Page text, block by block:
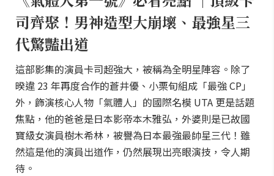
司齊聚！男神造型大崩壞、最強星三
代驚豔出道
這部影集的演員卡司超強大，被稱為全明星陣容。除了
暌違 23 年再度合作的蒼井優、小栗旬組成「最強 CP」
外，飾演核心人物「氣體人」的國際名模 UTA 更是話題
焦點，他的爸爸是日本影帝本木雅弘，外婆則是已故國
寶級女演員樹木希林，被譽為日本最強最帥星三代！雖
然這是他的演員出道作，仍然展現出亮眼演技，令人期
待。